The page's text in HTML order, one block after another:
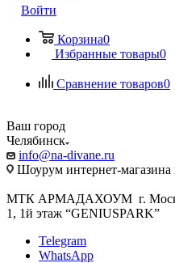
Войти
Корзина0
Избранные товары0
Сравнение товаров0
Ваш город
Челябинск
info@na-divane.ru
Шоурум интернет-
МТК АРМАДАХОУМ г.
1, 1й этаж “GENIUSPARK”
Telegram
WhatsApp